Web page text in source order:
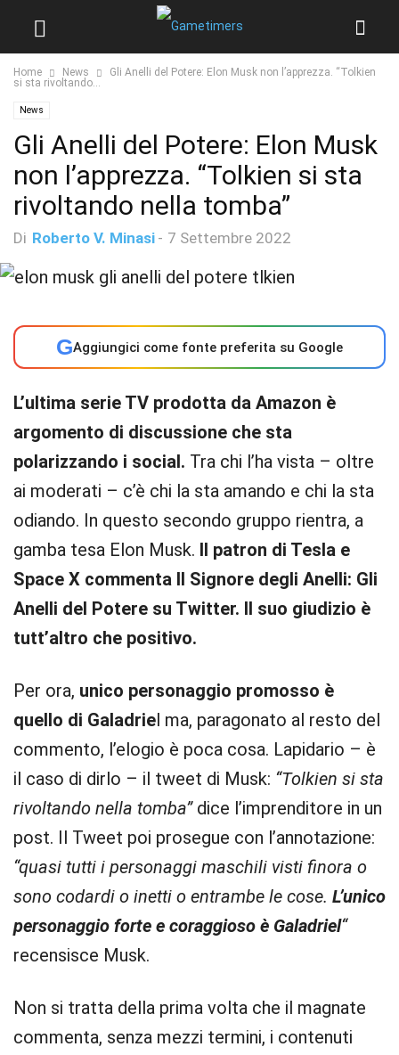
Home News
Gli Anelli del Potere: Elon Musk non l’apprezza. “Tolkien
si sta rivoltando...
News
Gli Anelli del Potere: Elon Musk
non l’apprezza. “Tolkien si sta
rivoltando nella tomba”
Di Roberto V. Minasi - 7 Settembre 2022
GAggiungici come fonte preferita su Google
L’ultima serie TV prodotta da Amazon è
argomento di discussione che sta
polarizzando i social. Tra chi l’ha vista – oltre
ai moderati – c’è chi la sta amando e chi la sta
odiando. In questo secondo gruppo rientra, a
gamba tesa Elon Musk. Il patron di Tesla e
Space X commenta Il Signore degli Anelli: Gli
Anelli del Potere su Twitter. Il suo giudizio è
tutt’altro che positivo.
Per ora, unico personaggio promosso è
quello di Galadriel ma, paragonato al resto del
commento, l’elogio è poca cosa. Lapidario – è
il caso di dirlo – il tweet di Musk: “Tolkien si sta
rivoltando nella tomba”dice l’imprenditore in un
post. Il Tweet poi prosegue con l’annotazione:
“quasi tutti i personaggi maschili visti finora o
sono codardi o inetti o entrambe le cose. L’unico
personaggio forte e coraggioso è Galadriel“
recensisce Musk.
Non si tratta della prima volta che il magnate
commenta, senza mezzi termini, i contenuti